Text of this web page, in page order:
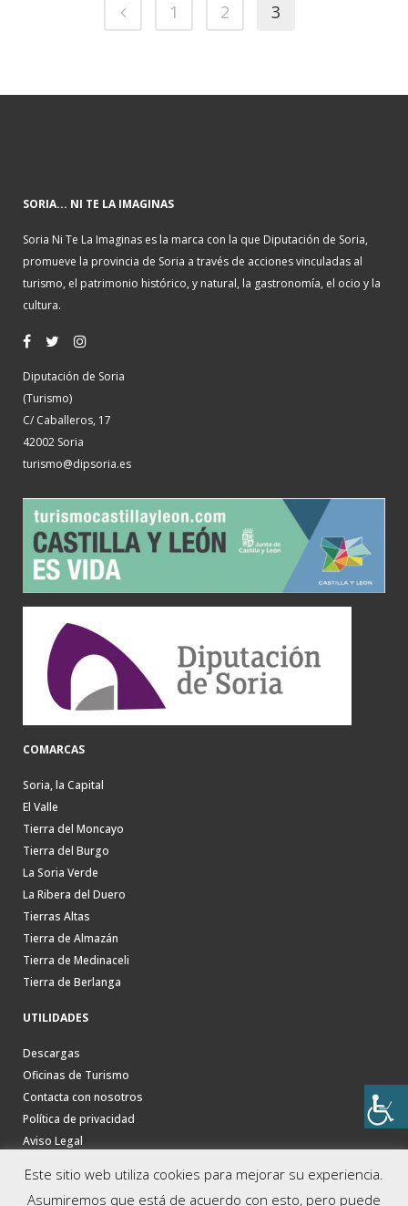
1 2 3
SORIA... NI TE LA IMAGINAS
Soria Ni Te La Imaginas es la marca con la que Diputación de Soria,
promueve la provincia de Soria a través de acciones vinculadas al
turismo, el patrimonio histórico, y natural, la gastronomía, el ocio y la
cultura.
Diputación de Soria
(Turismo)
C/ Caballeros, 17
42002 Soria
turismo@dipsoria.es
COMARCAS
Soria, la Capital
El Valle
Tierra del Moncayo
Tierra del Burgo
La Soria Verde
La Ribera del Duero
Tierras Altas
Tierra de Almazán
Tierra de Medinaceli
Tierra de Berlanga
UTILIDADES
Descargas
Oficinas de Turismo
Contacta con nosotros
Política de privacidad
Aviso Legal
Este sitio web utiliza cookies para mejorar su experiencia.
Asumiremos que está de acuerdo con esto, pero puede